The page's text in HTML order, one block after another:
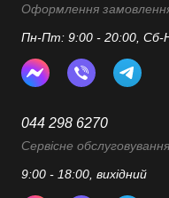
Оформлення
Пн-Пт: 9:00 - 20:00, Сб-
044 298 6270
Сервісне обслуговування
9:00 - 18:00, вихідний